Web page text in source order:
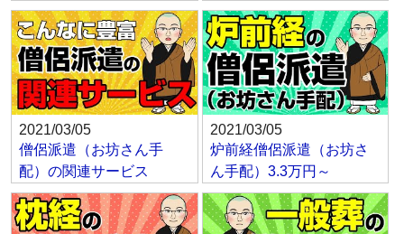
2021/03/05
僧侶派遣（お坊さん手
配）の関連サービス
2021/03/05
炉前経僧侶派遣（お坊さ
ん手配）3.3万円～